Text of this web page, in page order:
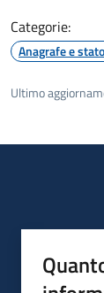
Categorie:
Anagrafe e
Ultimo